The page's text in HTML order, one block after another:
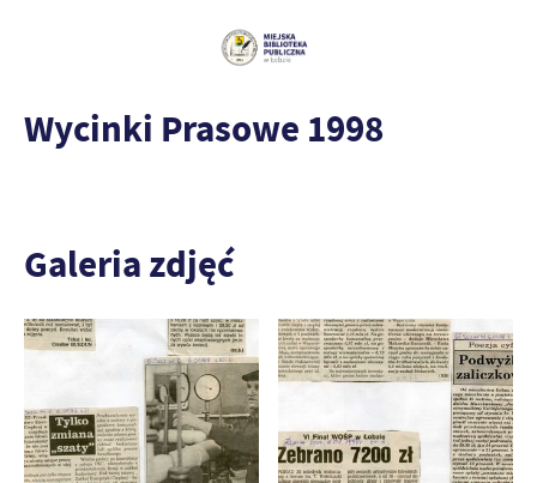
Wycinki Prasowe 1998
Galeria zdjęć